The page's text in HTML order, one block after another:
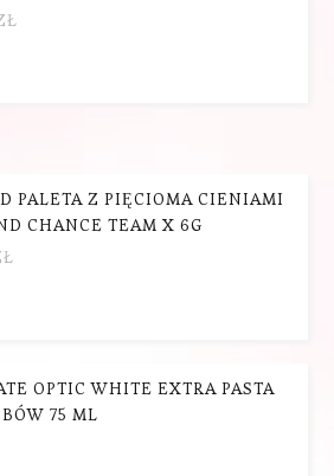
PALETA Z PIĘCIOMA CIENIAMI
CHANCE TEAM X 6G
OPTIC WHITE EXTRA PASTA
75 ML